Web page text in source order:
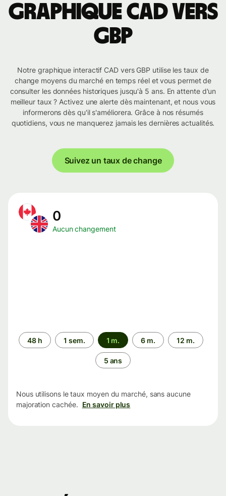
Graphique CAD vers
GBP
Notre graphique interactif CAD vers GBP utilise les taux de
change moyens du marché en temps réel et vous permet de
consulter les données historiques jusqu'à 5 ans. En attente d'un
meilleur taux ? Activez une alerte dès maintenant, et nous vous
informerons dès qu'il s'améliorera. Grâce à nos résumés
quotidiens, vous ne manquerez jamais les dernières actualités.
Suivez un taux de change
0
Aucun changement
Période
48 h 1 sem. 1 m. 6 m. 12 m.
5 ans
Nous utilisons le taux moyen du marché, sans aucune
majoration cachée. En savoir plus